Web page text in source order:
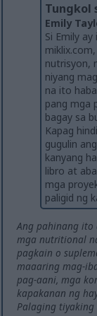
Tungkol
Emily
Si Emily
nutrisyon,
niyang
na ito
pang mga
bagay sa
Kapag
gugulin
kanyang
libro at
mga
paligid ng
Ang pahinang ito
mga nutritional
pagkain o
maaaring mag-
pag-aani, mga
kapakanan ng
Palaging